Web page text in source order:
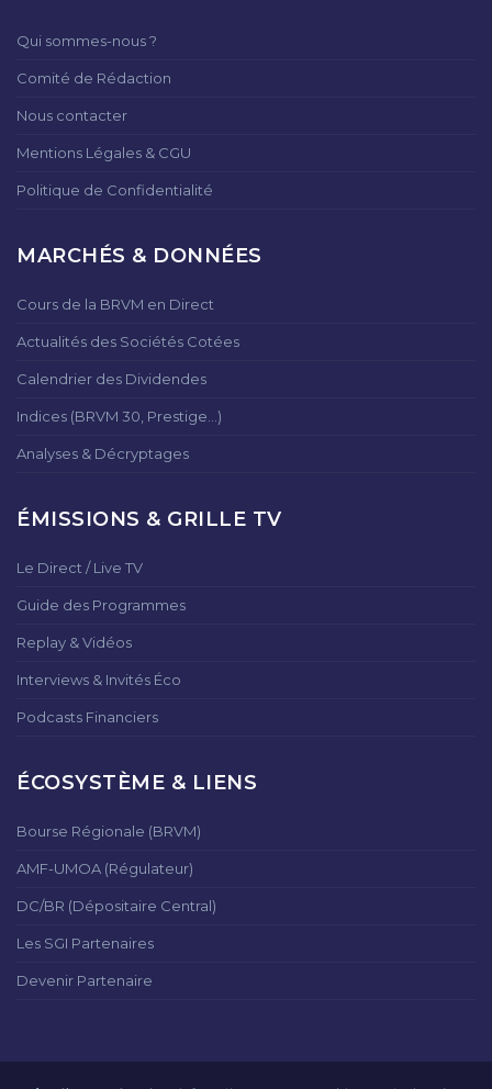
Qui sommes-nous ?
Comité de Rédaction
Nous contacter
Mentions Légales & CGU
Politique de Confidentialité
MARCHÉS & DONNÉES
Cours de la BRVM en Direct
Actualités des Sociétés Cotées
Calendrier des Dividendes
Indices (BRVM 30, Prestige...)
Analyses & Décryptages
ÉMISSIONS & GRILLE TV
Le Direct / Live TV
Guide des Programmes
Replay & Vidéos
Interviews & Invités Éco
Podcasts Financiers
ÉCOSYSTÈME & LIENS
Bourse Régionale (BRVM)
AMF-UMOA (Régulateur)
DC/BR (Dépositaire Central)
Les SGI Partenaires
Devenir Partenaire